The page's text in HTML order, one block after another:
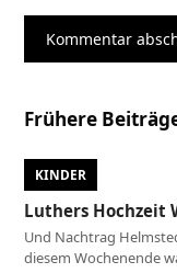
Frühere
KINDER
Luthers Hochzeit
Und Nachtrag
diesem Wochenende